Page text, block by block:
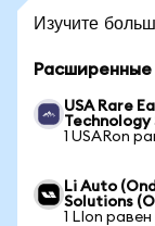
Изучите
Расширенные
USA Rare
Technology
1 USARon
Li Auto
Solutions
1 LIon